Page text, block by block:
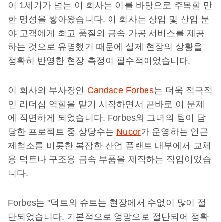
이 1세기가 넘는 이 회사는 이를 바탕으로 주목할 만
한 명성을 쌓아왔습니다. 이 회사는 상업 및 산업 분
야 고객에게 최고 품질의 금속 가공 서비스를 제공
하는 것으로 유명했기 때문에 실제 현장의 상황을
정확히 반영한 현장 측정이 필수적이었습니다.
이 회사의 부사장인 Candace Forbes는 더욱 적극적
인 리더십 역할을 맡기 시작하면서 곧바로 이 문제
에 직면하게 되었습니다. Forbes와 그녀의 팀이 담
당한 프로젝트 중 상당수는 Nucor가 운영하는 인근
제철소를 비롯한 복잡한 산업 플랜트 내부에서 교체
용 덕트나 구조용 금속 부품을 제작하는 작업이었습
니다.
Forbes는 "덕트와 슈트는 현장에서 수없이 많이 절
단되었습니다. 기본적으로 엉망으로 절단되어 정확